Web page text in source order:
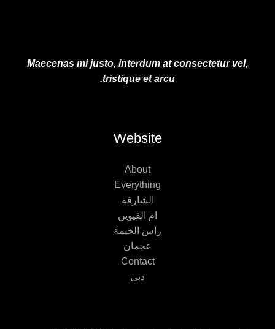
Maecenas mi justo, interdum at consectetur vel,
tristique et arcu.
Website
About
Everything
الشارقة
ام القيوين
راس الخيمة
عجمان
Contact
دبي